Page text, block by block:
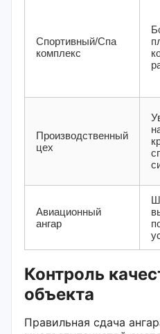
Спортивный/Спа
комплекс
Производственный
цех
Авиационный
ангар
Контроль
объекта
Правильная сдача